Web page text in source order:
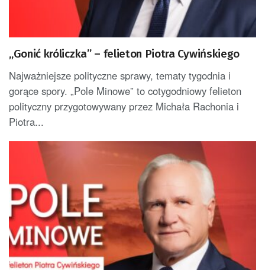
„Gonić króliczka” – felieton Piotra Cywińskiego
Najważniejsze polityczne sprawy, tematy tygodnia i
gorące spory. „Pole Minowe” to cotygodniowy felieton
polityczny przygotowywany przez Michała Rachonia i
Piotra...